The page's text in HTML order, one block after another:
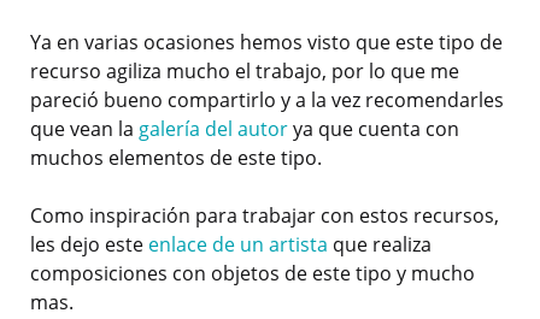
Ya en varias ocasiones hemos visto que este tipo de
recurso agiliza mucho el trabajo, por lo que me
pareció bueno compartirlo y a la vez recomendarles
que vean la galería del autorya que cuenta con
muchos elementos de este tipo.
Como inspiración para trabajar con estos recursos,
les dejo este enlace de un artista que realiza
composiciones con objetos de este tipo y mucho
mas.